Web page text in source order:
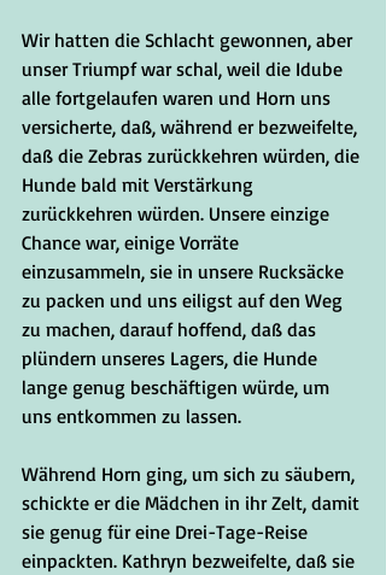
Wir hatten die Schlacht gewonnen, aber
unser Triumpf war schal, weil die Idube
alle fortgelaufen waren und Horn uns
versicherte, daß, während er bezweifelte,
daß die Zebras zurückkehren würden, die
Hunde bald mit Verstärkung
zurückkehren würden. Unsere einzige
Chance war, einige Vorräte
einzusammeln, sie in unsere Rucksäcke
zu packen und uns eiligst auf den Weg
zu machen, darauf hoffend, daß das
plündern unseres Lagers, die Hunde
lange genug beschäftigen würde, um
uns entkommen zu lassen.
Während Horn ging, um sich zu säubern,
schickte er die Mädchen in ihr Zelt, damit
sie genug für eine Drei-Tage-Reise
einpackten. Kathryn bezweifelte, daß sie